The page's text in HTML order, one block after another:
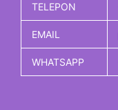
TELEPON
EMAIL
WHATSAPP